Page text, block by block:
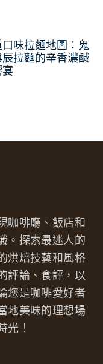
口味拉麵地圖：鬼
拉麵的辛香濃鹹
咖啡廳、飯店和
。探索最迷人的
烘焙技藝和風格
評論、食評，以
您是咖啡愛好者
地美味的理想場
光！